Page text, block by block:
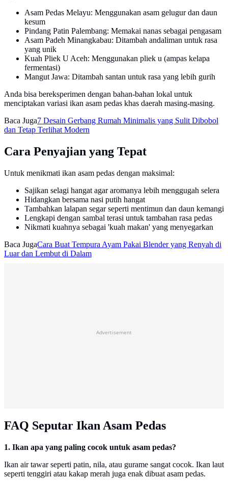
Asam Pedas Melayu: Menggunakan asam gelugur dan daun
kesum
Pindang Patin Palembang: Memakai nanas sebagai pengasam
Asam Padeh Minangkabau: Ditambah andaliman untuk rasa
yang unik
Kuah Pliek U Aceh: Menggunakan pliek u (ampas kelapa
fermentasi)
Mangut Jawa: Ditambah santan untuk rasa yang lebih gurih
Anda bisa bereksperimen dengan bahan-bahan lokal untuk
menciptakan variasi ikan asam pedas khas daerah masing-masing.
Baca Juga7 Desain Gerbang Rumah Minimalis yang Sulit Dibobol
dan Tetap Terlihat Modern
Cara Penyajian yang Tepat
Untuk menikmati ikan asam pedas dengan maksimal:
Sajikan selagi hangat agar aromanya lebih menggugah selera
Hidangkan bersama nasi putih hangat
Tambahkan lalapan segar seperti mentimun dan daun kemangi
Lengkapi dengan sambal terasi untuk tambahan rasa pedas
Nikmati kuahnya sebagai 'kuah makan' yang menyegarkan
Baca JugaCara Buat Tempura Ayam Pakai Blender yang Renyah di
Luar dan Lembut di Dalam
Advertisement
FAQ Seputar Ikan Asam Pedas
1. Ikan apa yang paling cocok untuk asam pedas?
Ikan air tawar seperti patin, nila, atau gurame sangat cocok. Ikan laut
seperti tenggiri atau kakap merah juga enak dibuat asam pedas.